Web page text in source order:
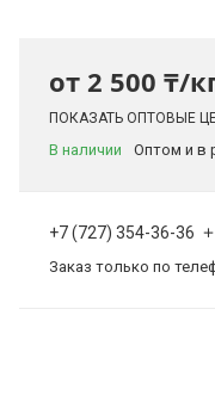
от 2 500 ₸/
ПОКАЗАТЬ ОПТОВЫЕ
В наличии Оптом и в
+7 (727) 354-36-36
Заказ только по